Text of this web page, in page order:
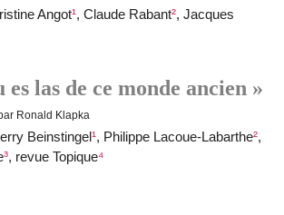
Angot¹, Claude Rabant², Jacques
las de ce monde ancien »
Ronald Klapka
Beinstingel¹, Philippe Lacoue-Labarthe²,
³, revue Topique⁴